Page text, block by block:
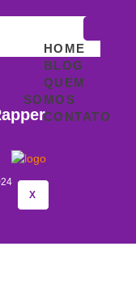
HOME
BLOG
QUEM
SOMOS
CONTATO
X